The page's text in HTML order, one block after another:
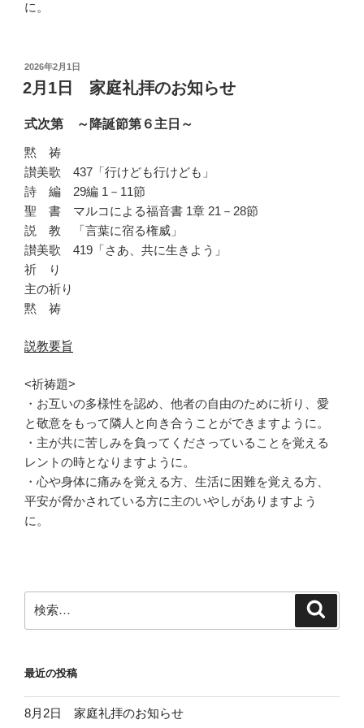
に。
投
稿
日:
2026年2月1日
2月1日 家庭礼拝のお知らせ
式次第 ～降誕節第６主日～
黙 祷
讃美歌 437「行けども行けども」
詩 編 29編 1－11節
聖 書 マルコによる福音書 1章 21－28節
説 教 「言葉に宿る権威」
讃美歌 419「さあ、共に生きよう」
祈 り
主の祈り
黙 祷
説教要旨
<祈祷題>
・お互いの多様性を認め、他者の自由のために祈り、愛
と敬意をもって隣人と向き合うことができますように。
・主が共に苦しみを負ってくださっていることを覚える
レントの時となりますように。
・心や身体に痛みを覚える方、生活に困難を覚える方、
平安が脅かされている方に主のいやしがありますよう
に。
索:
最近の投稿
8月2日 家庭礼拝のお知らせ